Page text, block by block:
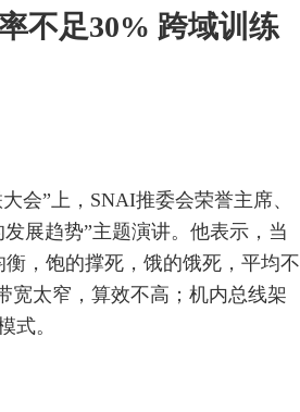
不足30% 跨域训练
会”上，SNAI推委会荣誉主席、
展趋势”主题演讲。他表示，当
，饱的撑死，饿的饿死，平均不
宽太窄，算效不高；机内总线架
式。